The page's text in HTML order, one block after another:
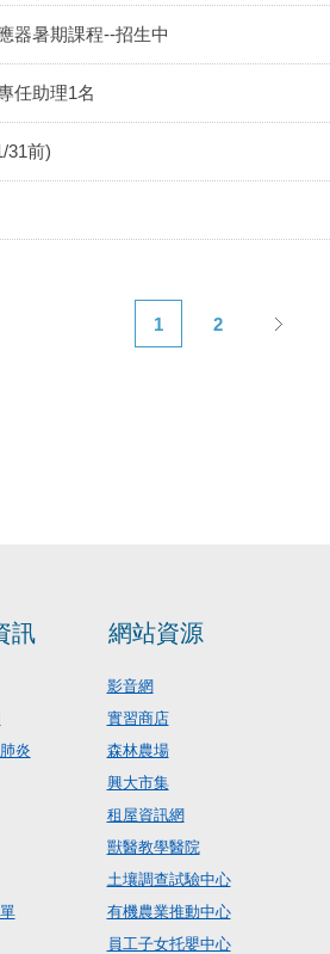
器暑期課程--招生中
任助理1名
31前)
1 2
訊
炎
網站資源
影音網
實習商店
森林農場
興大市集
租屋資訊網
獸醫教學醫院
土壤調查試驗中心
有機農業推動中心
員工子女托嬰中心